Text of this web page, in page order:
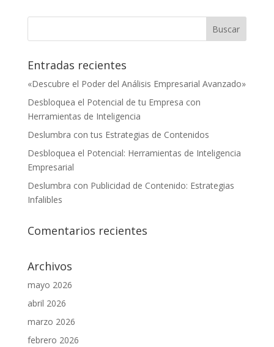
Entradas recientes
«Descubre el Poder del Análisis Empresarial Avanzado»
Desbloquea el Potencial de tu Empresa con
Herramientas de Inteligencia
Deslumbra con tus Estrategias de Contenidos
Desbloquea el Potencial: Herramientas de Inteligencia
Empresarial
Deslumbra con Publicidad de Contenido: Estrategias
Infalibles
Comentarios recientes
Archivos
mayo 2026
abril 2026
marzo 2026
febrero 2026